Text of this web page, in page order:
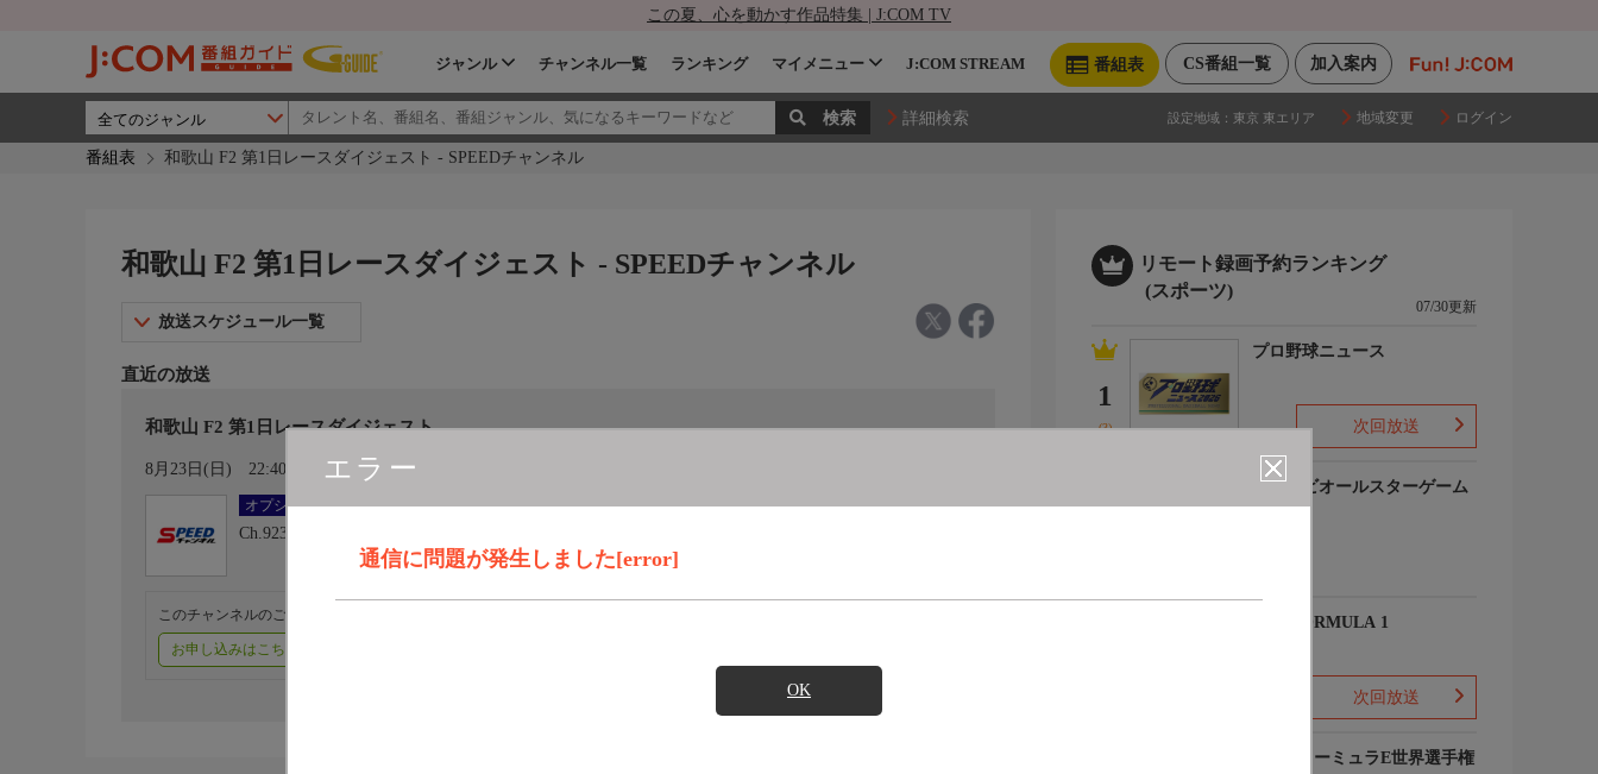
この夏、心を動かす作品特集 | J:COM TV
加入案内
CS番組一覧
番組表
ジャンル チャンネル一覧 ランキング マイメニュー J:COM STREAM
詳細検索 設定地域： 東京 東エリア 地域変更 ログイン
番組表 和歌山 F2 第1日レースダイジェスト - SPEEDチャンネル
エラー
通信に問題が発生しました[error]
OK
和歌山 F2 第1日レースダイジェスト - SPEEDチャンネル
放送スケジュール一覧
直近の放送
和歌山 F2 第1日レースダイジェスト
8月23日(日) 22:40〜23:00 カレンダー登録
オプション
Ch.923
このチャンネルのご視聴には、オプションチャンネル(有料)のご契約が必要となります。
お申し込みはこちら
リモート録画予約ランキング
(スポーツ)
07/30更新
1
(3)
プロ野球ニュース
次回放送
マイナビオールスターゲーム
2026 FORMULA 1
次回放送
FIAフォーミュラE世界選手権